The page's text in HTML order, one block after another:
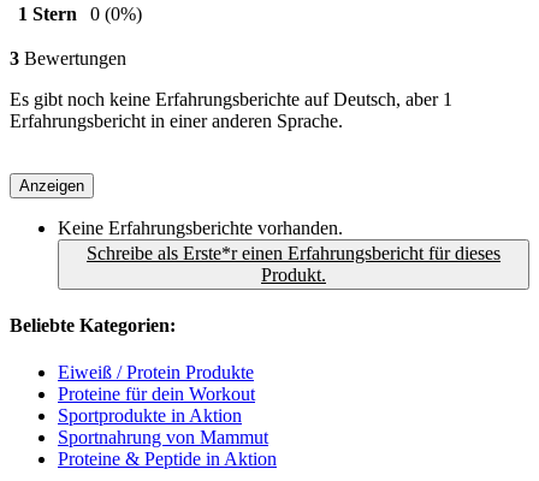
1 Stern
0 (0%)
3 Bewertungen
Es gibt noch keine Erfahrungsberichte auf Deutsch, aber 1
Erfahrungsbericht in einer anderen Sprache.
Anzeigen
Keine Erfahrungsberichte vorhanden.
Schreibe als Erste*r einen Erfahrungsbericht für dieses
Produkt.
Beliebte Kategorien:
Eiweiß / Protein Produkte
Proteine für dein Workout
Sportprodukte in Aktion
Sportnahrung von Mammut
Proteine & Peptide in Aktion